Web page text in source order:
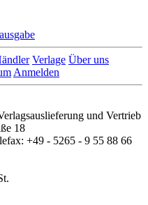
Verlage Über uns
Anmelden
und Vertrieb
18
+49 - 5265 - 9 55 88 66